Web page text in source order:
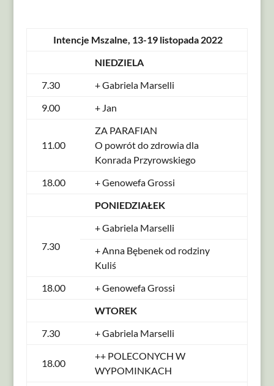
Intencje Mszalne, 13-19 listopada 2022
NIEDZIELA
7.30
+ Gabriela Marselli
9.00
+ Jan
11.00
ZA PARAFIAN
O powrót do zdrowia dla
Konrada Przyrowskiego
18.00
+ Genowefa Grossi
PONIEDZIAŁEK
7.30
+ Gabriela Marselli
+ Anna Bębenek od rodziny
Kuliś
18.00
+ Genowefa Grossi
WTOREK
7.30
+ Gabriela Marselli
18.00
++ POLECONYCH W
WYPOMINKACH